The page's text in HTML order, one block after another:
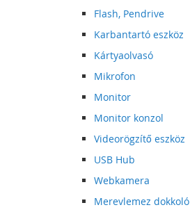
Flash, Pendrive
Karbantartó eszköz
Kártyaolvasó
Mikrofon
Monitor
Monitor konzol
Videorögzítő eszköz
USB Hub
Webkamera
Merevlemez dokkoló